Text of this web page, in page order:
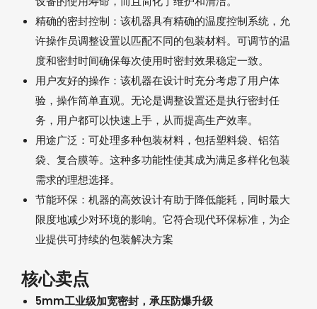
精确的密封控制：该机器具有精确的温度控制系统，允
许操作员调整设置以匹配不同的包装材料。可调节的温
度和密封时间确保每次使用时密封效果稳定一致。
用户友好的操作：该机器在设计时充分考虑了用户体
验，操作简单直观。无论是调整设置还是执行密封任
务，用户都可以快速上手，从而提高生产效率。
用途广泛：可处理多种包装材料，包括塑料袋、铝箔
袋、复合膜等。这种多功能性使其成为满足多样化包装
需求的理想选择。
节能环保：机器的高效设计有助于降低能耗，同时最大
限度地减少对环境的影响。它符合现代环保标准，为企
业提供可持续的包装解决方案
核心卖点‌
5mm工业级加宽密封，承压防爆升级‌